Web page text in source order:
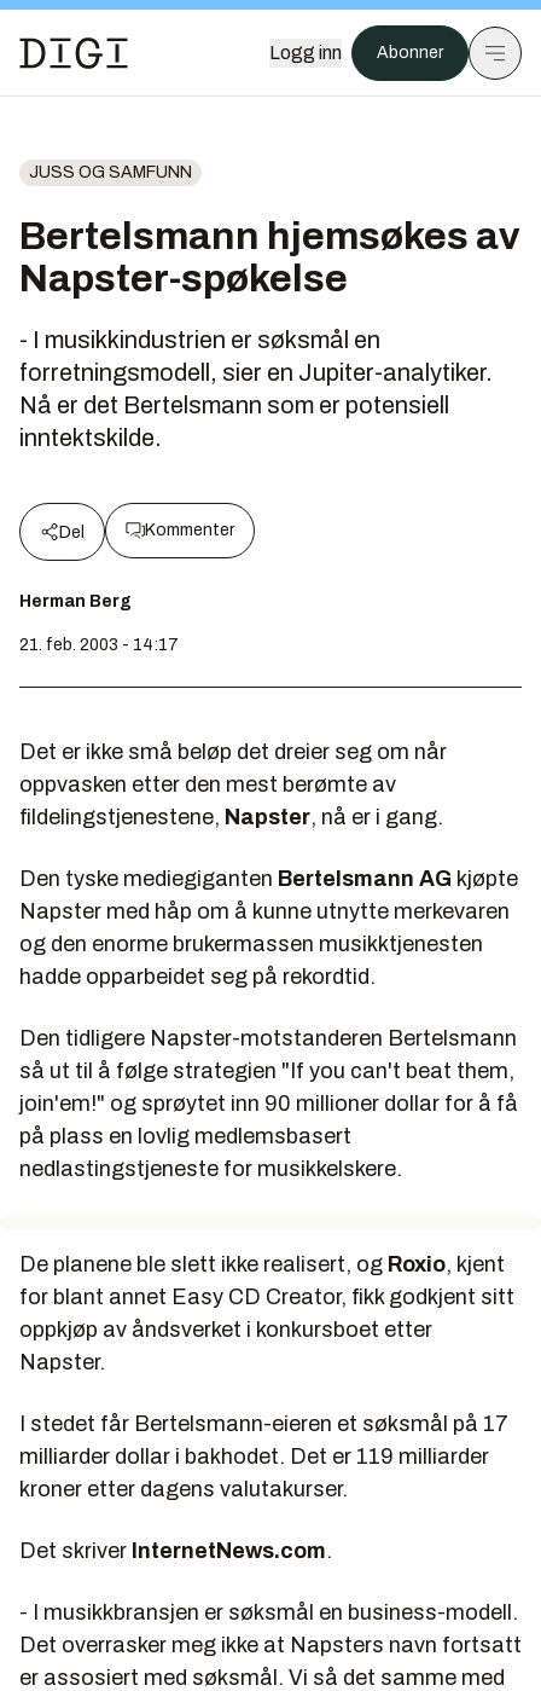
Logg inn Abonner
JUSS OG SAMFUNN
Bertelsmann hjemsøkes av
Napster-spøkelse
- I musikkindustrien er søksmål en
forretningsmodell, sier en Jupiter-analytiker.
Nå er det Bertelsmann som er potensiell
inntektskilde.
Del Kommenter
Herman Berg
21. feb. 2003 - 14:17
Det er ikke små beløp det dreier seg om når
oppvasken etter den mest berømte av
fildelingstjenestene, Napster, nå er i gang.
Den tyske mediegiganten Bertelsmann AG kjøpte
Napster med håp om å kunne utnytte merkevaren
og den enorme brukermassen musikktjenesten
hadde opparbeidet seg på rekordtid.
Den tidligere Napster-motstanderen Bertelsmann
så ut til å følge strategien "If you can't beat them,
join'em!" og sprøytet inn 90 millioner dollar for å få
på plass en lovlig medlemsbasert
nedlastingstjeneste for musikkelskere.
De planene ble slett ikke realisert, og Roxio, kjent
for blant annet Easy CD Creator, fikk godkjent sitt
oppkjøp av åndsverket i konkursboet etter
Napster.
I stedet får Bertelsmann-eieren et søksmål på 17
milliarder dollar i bakhodet. Det er 119 milliarder
kroner etter dagens valutakurser.
Det skriver InternetNews.com.
- I musikkbransjen er søksmål en business-modell.
Det overrasker meg ikke at Napsters navn fortsatt
er assosiert med søksmål. Vi så det samme med